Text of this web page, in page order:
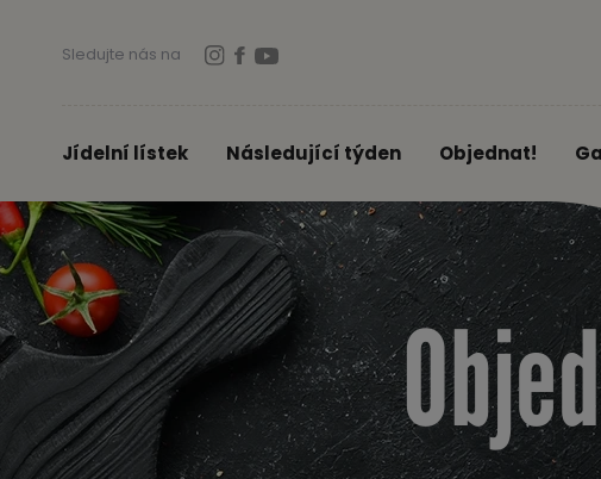
Sledujte nás na
Jídelní lístek Následující týden Objednat!